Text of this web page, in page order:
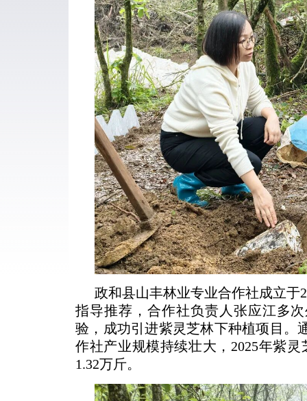
政和县山丰林业专业合作社成立于
指导推荐，合作社负责人张应江多
验，成功引进紫灵芝林下种植项目。
作社产业规模持续壮大，2025年紫
1.32万斤。